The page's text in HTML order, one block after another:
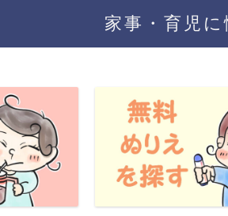
家事・育児